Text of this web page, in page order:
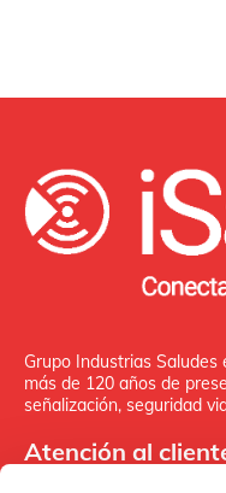
Grupo Industrias
más de 120 años de
señalización, seguridad
Atención al